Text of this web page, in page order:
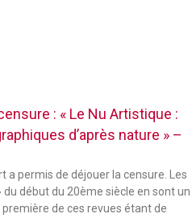
: « Le Nu Artistique :
d’après nature » –
a permis de déjouer la censure. Les
du début du 20ème siècle en sont un
de ces revues étant de